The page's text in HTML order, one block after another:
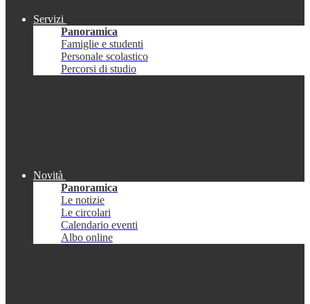
Servizi
Panoramica
Famiglie e studenti
Personale scolastico
Percorsi di studio
Novità
Panoramica
Le notizie
Le circolari
Calendario eventi
Albo online